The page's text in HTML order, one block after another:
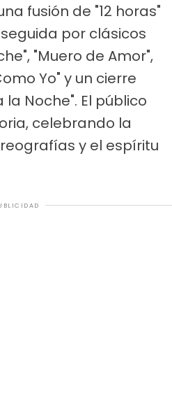
fusión de "12 horas"
por clásicos
"Muero de Amor",
Yo" y un cierre
Noche". El público
celebrando la
y el espíritu